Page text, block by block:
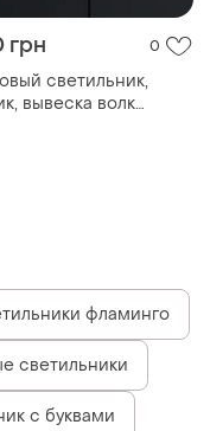
грн 0
светильник,
вывеска волк
фламинго
светильники
с буквами